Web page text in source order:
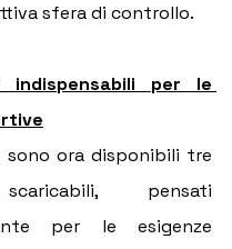
sfera di controllo.
indispensabili per le
sono ora disponibili tre
pensati
per le esigenze